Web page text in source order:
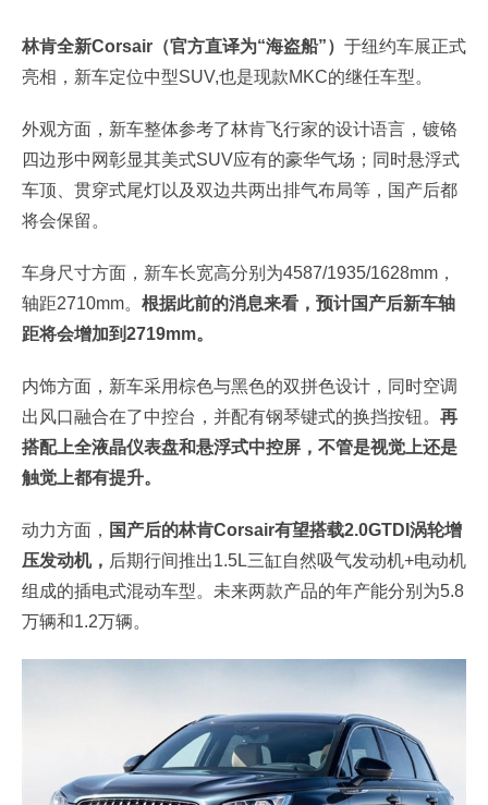
林肯全新Corsair（官方直译为“海盗船”） 于纽约车展正式
亮相，新车定位中型SUV,也是现款MKC的继任车型。
外观方面，新车整体参考了林肯飞行家的设计语言，镀铬
四边形中网彰显其美式SUV应有的豪华气场；同时悬浮式
车顶、贯穿式尾灯以及双边共两出排气布局等，国产后都
将会保留。
车身尺寸方面，新车长宽高分别为4587/1935/1628mm，
轴距2710mm。 根据此前的消息来看，预计国产后新车轴
距将会增加到2719mm。
内饰方面，新车采用棕色与黑色的双拼色设计，同时空调
出风口融合在了中控台，并配有钢琴键式的换挡按钮。 再
搭配上全液晶仪表盘和悬浮式中控屏，不管是视觉上还是
触觉上都有提升。
动力方面， 国产后的林肯Corsair有望搭载2.0GTDI涡轮增
压发动机， 后期行间推出1.5L三缸自然吸气发动机+电动机
组成的插电式混动车型。未来两款产品的年产能分别为5.8
万辆和1.2万辆。